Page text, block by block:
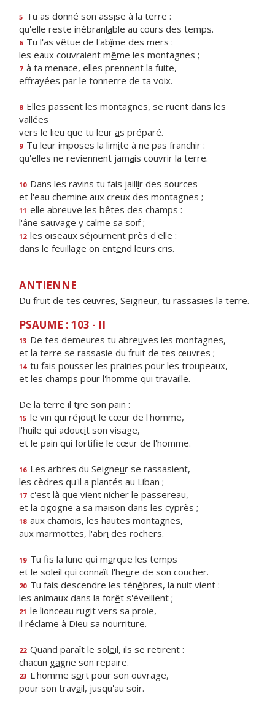
5 Tu as donné son assise à la terre :
qu'elle reste inébranlable au cours des temps.
6 Tu l'as vêtue de l'abîme des mers :
les eaux couvraient même les montagnes ;
7 à ta menace, elles prennent la fuite,
effrayées par le tonnerre de ta voix.
8 Elles passent les montagnes, se ruent dans les
vallées
vers le lieu que tu leur as préparé.
9 Tu leur imposes la limite à ne pas franchir :
qu'elles ne reviennent jamais couvrir la terre.
10 Dans les ravins tu fais jaillir des sources
et l'eau chemine aux creux des montagnes ;
11 elle abreuve les bêtes des champs :
l'âne sauvage y calme sa soif ;
12 les oiseaux séjournent près d'elle :
dans le feuillage on entend leurs cris.
ANTIENNE
Du fruit de tes œuvres, Seigneur, tu rassasies la terre.
PSAUME : 103 - II
13 De tes demeures tu abreuves les montagnes,
et la terre se rassasie du fruit de tes œuvres ;
14 tu fais pousser les prairies pour les troupeaux,
et les champs pour l'homme qui travaille.
De la terre il tire son pain :
15 le vin qui réjouit le cœur de l'homme,
l'huile qui adoucit son visage,
et le pain qui fortife le cœur de l'homme.
16 Les arbres du Seigneur se rassasient,
les cèdres qu'il a plantés au Liban ;
17 c'est là que vient nicher le passereau,
et la cigogne a sa maison dans les cyprès ;
18 aux chamois, les hautes montagnes,
aux marmottes, l'abri des rochers.
19 Tu fis la lune qui marque les temps
et le soleil qui connaît l'heure de son coucher.
20 Tu fais descendre les ténèbres, la nuit vient :
les animaux dans la forêt s'éveillent ;
21 le lionceau rugit vers sa proie,
il réclame à Dieu sa nourriture.
22 Quand paraît le soleil, ils se retirent :
chacun gagne son repaire.
23 L'homme sort pour son ouvrage,
pour son travail, jusqu'au soir.